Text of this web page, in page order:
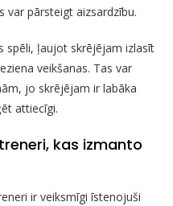
var pārsteigt aizsardzību.
spēli, ļaujot skrējējam izlasīt
veikšanas. Tas var
jo skrējējam ir labāka
attiecīgi.
kas izmanto
ir veiksmīgi īstenojuši